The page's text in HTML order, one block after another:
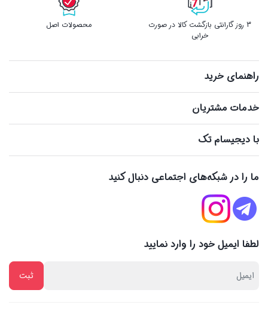
3 روز گارانتی بازگشت کالا در صورت
خرابی
محصولات اصل
راهنمای خرید
خدمات مشتریان
با دیجیسام تک
ما را در شبکه‌های اجتماعی دنبال کنید
لطفا ایمیل خود را وارد نمایید